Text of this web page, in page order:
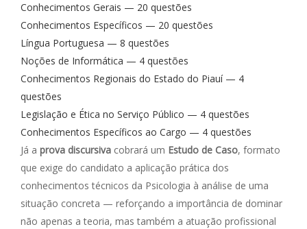
Conhecimentos Gerais — 20 questões
Conhecimentos Específicos — 20 questões
Língua Portuguesa — 8 questões
Noções de Informática — 4 questões
Conhecimentos Regionais do Estado do Piauí — 4
questões
Legislação e Ética no Serviço Público — 4 questões
Conhecimentos Específicos ao Cargo — 4 questões
Já a prova discursiva cobrará um Estudo de Caso, formato
que exige do candidato a aplicação prática dos
conhecimentos técnicos da Psicologia à análise de uma
situação concreta — reforçando a importância de dominar
não apenas a teoria, mas também a atuação profissional